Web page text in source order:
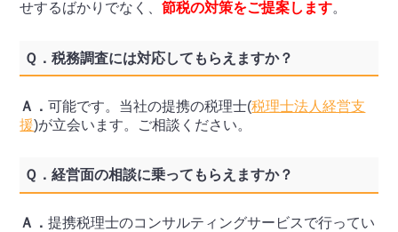
せするばかりでなく、節税の対策をご提案します。
Ｑ． 税務調査には対応してもらえますか？
Ａ．可能です。当社の提携の税理士(税理士法人経営支
援)が立会います。ご相談ください。
Ｑ． 経営面の相談に乗ってもらえますか？
Ａ．提携税理士のコンサルティングサービスで行ってい